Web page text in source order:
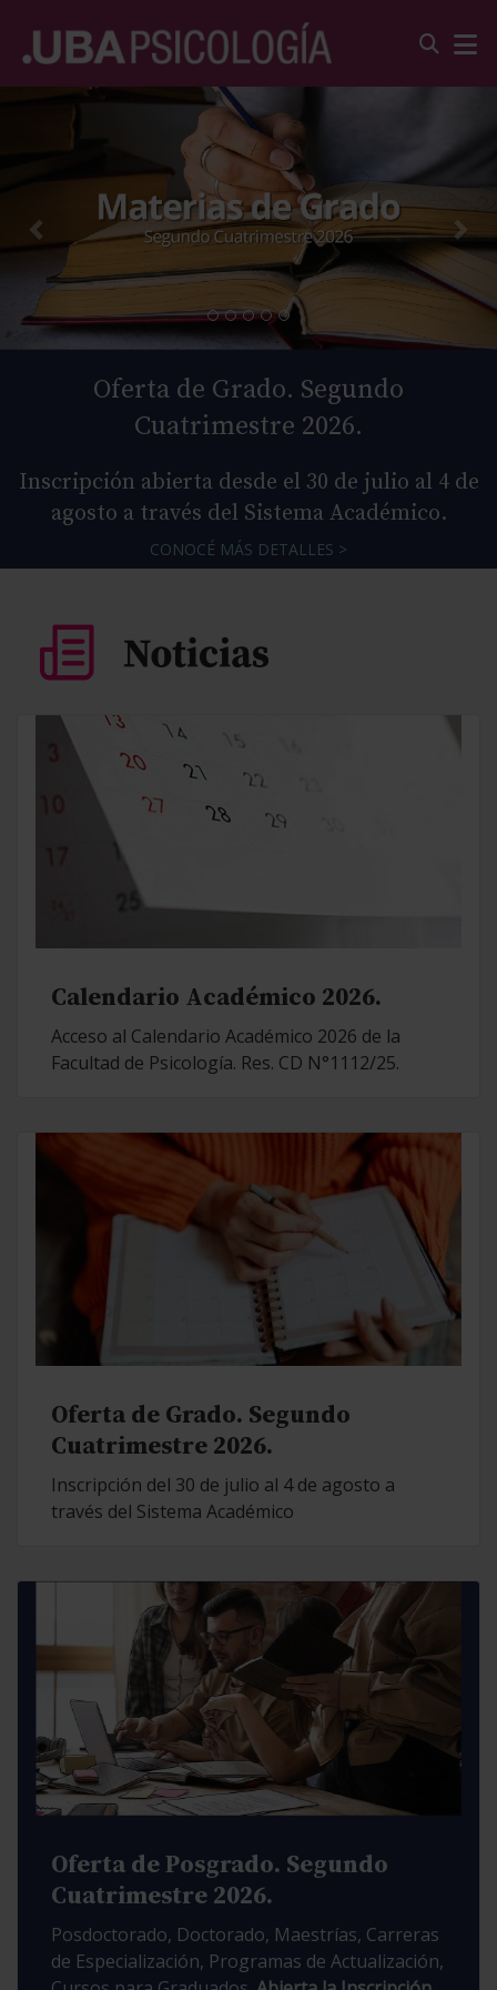
Oferta de Grado. Segundo
Cuatrimestre 2026.
Inscripción abierta desde el 30 de julio al 4 de
agosto a través del Sistema Académico.
CONOCÉ MÁS DETALLES >
Calendario Académico 2026.
Acceso al Calendario Académico 2026 de la
Facultad de Psicología. Res. CD N°1112/25.
Oferta de Grado. Segundo
Cuatrimestre 2026.
Inscripción del 30 de julio al 4 de agosto a
través del Sistema Académico
Oferta de Posgrado. Segundo
Cuatrimestre 2026.
Posdoctorado, Doctorado, Maestrías, Carreras
de Especialización, Programas de Actualización,